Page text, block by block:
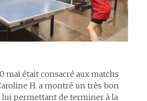
mai était consacré aux matchs
H. a montré un très bon
lui permettant de terminer à la